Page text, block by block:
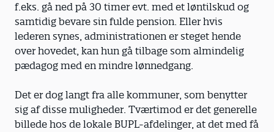
f.eks. gå ned på 30 timer evt. med et løntilskud og
samtidig bevare sin fulde pension. Eller hvis
lederen synes, administrationen er steget hende
over hovedet, kan hun gå tilbage som almindelig
pædagog med en mindre lønnedgang.
Det er dog langt fra alle kommuner, som benytter
sig af disse muligheder. Tværtimod er det generelle
billede hos de lokale BUPL-afdelinger, at det med få